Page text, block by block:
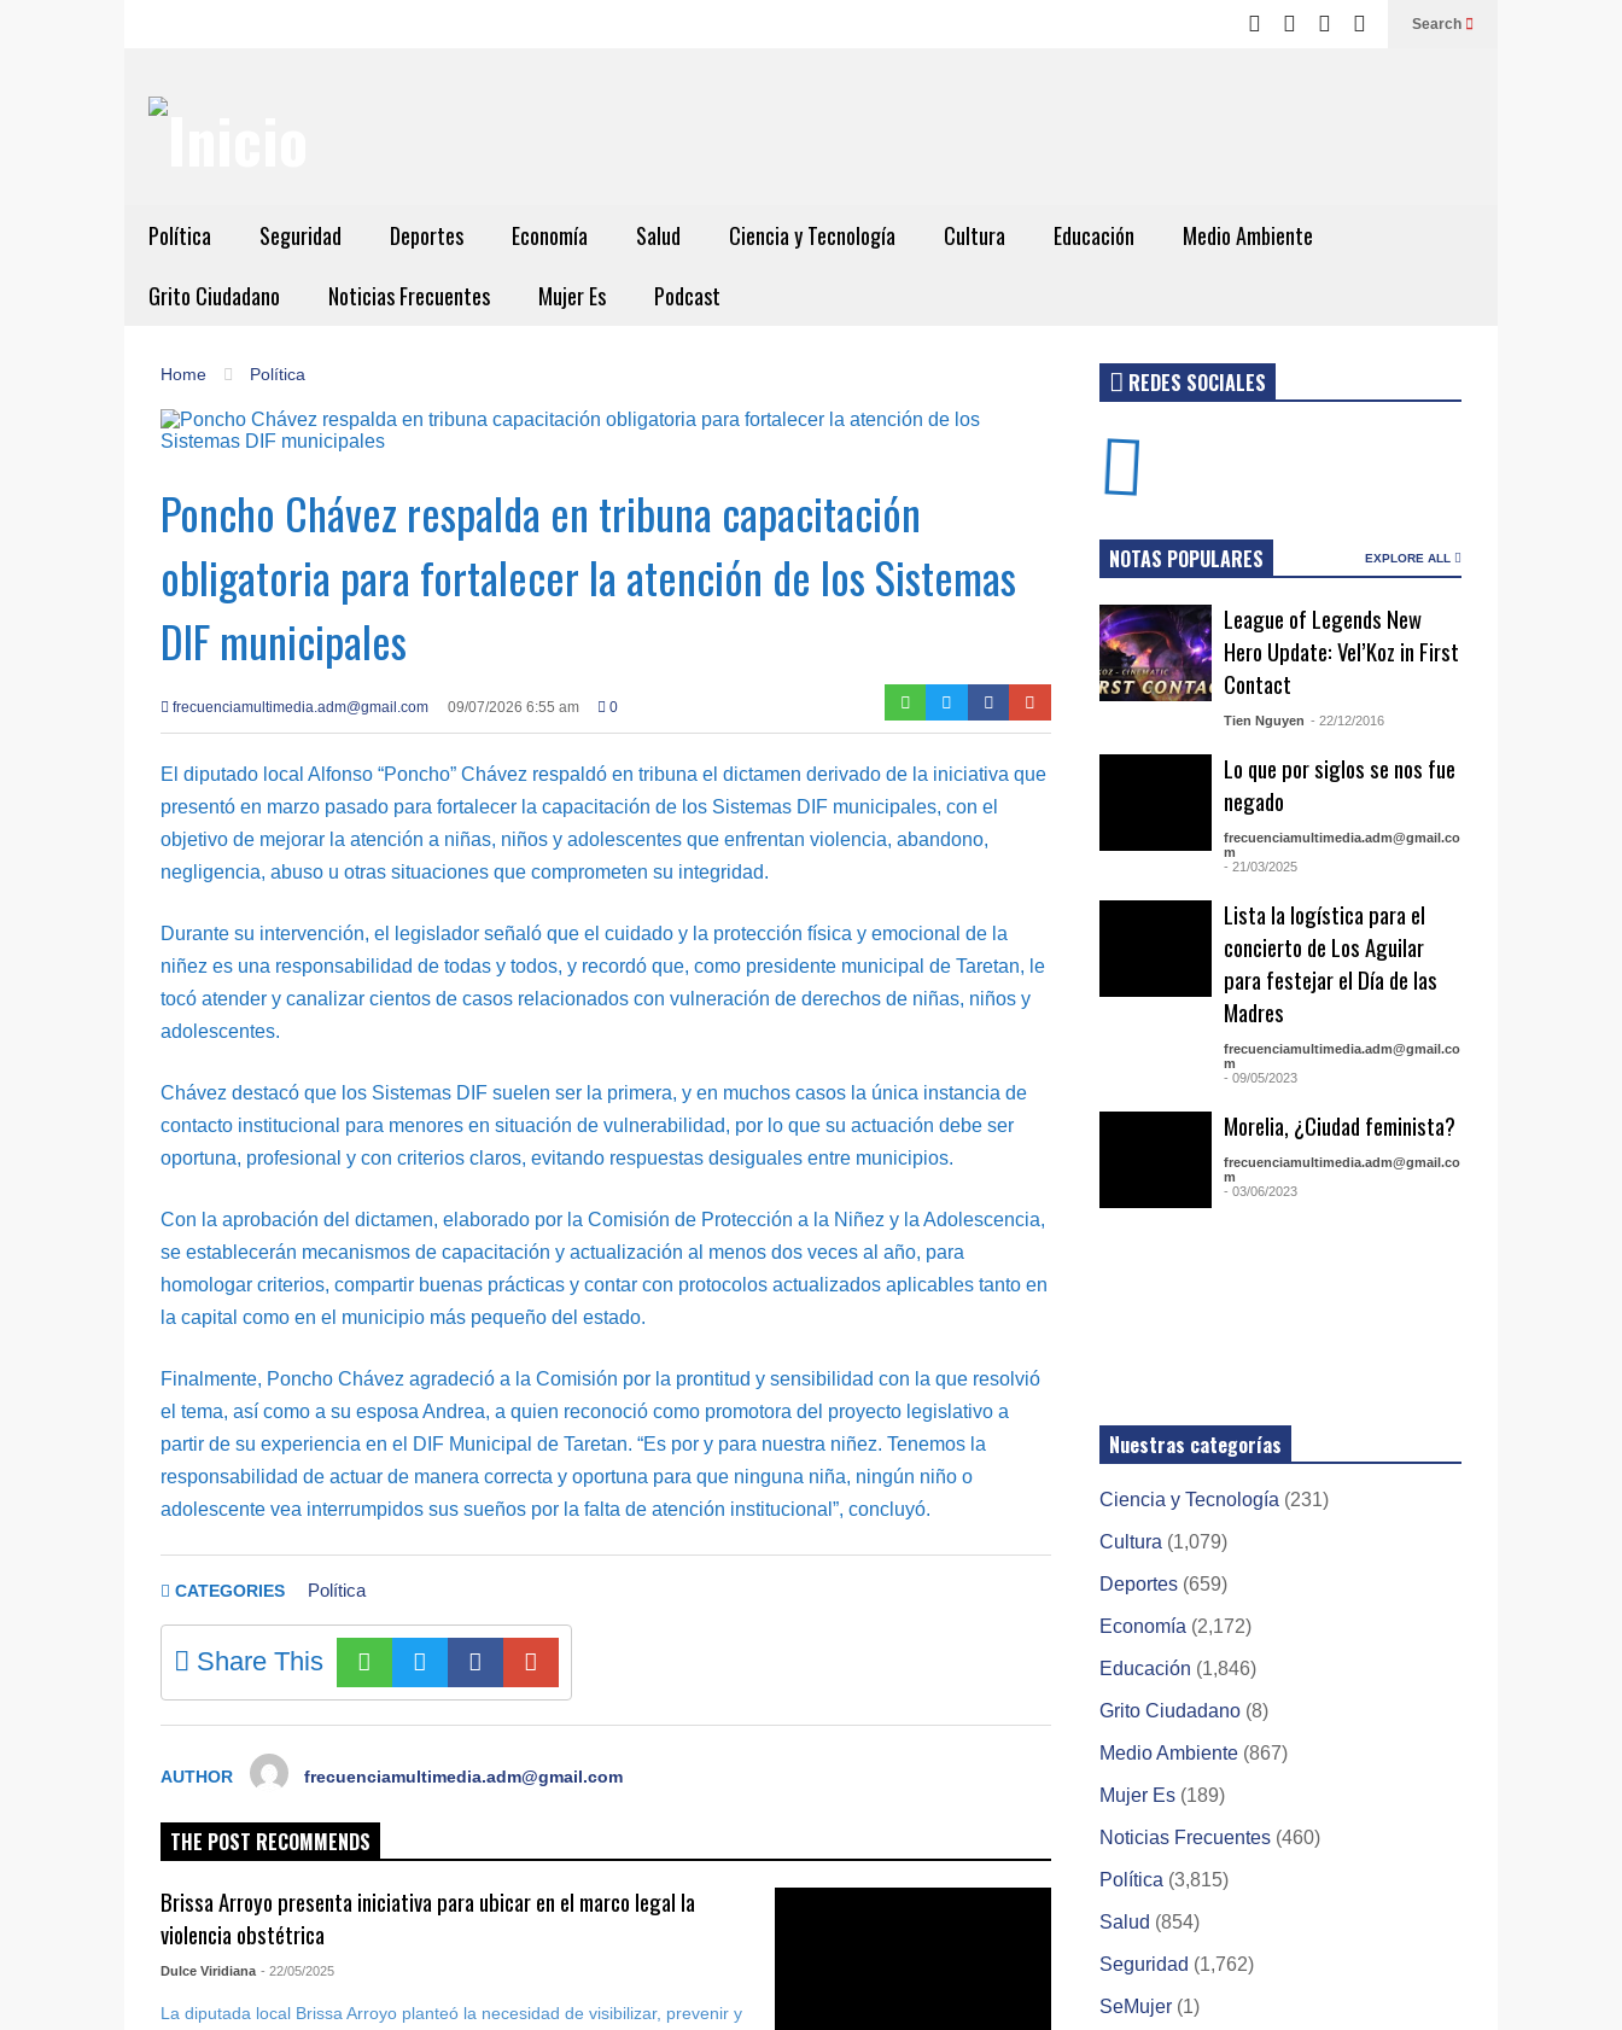
Search
Política Seguridad Deportes Economía Salud Ciencia y Tecnología Cultura Educación
Medio Ambiente
Grito Ciudadano
Noticias Frecuentes Mujer Es Podcast
Home Política
Poncho Chávez respalda en tribuna capacitación
obligatoria para fortalecer la atención de los Sistemas
DIF municipales
frecuenciamultimedia.adm@gmail.com 09/07/2026 6:55 am 0
El diputado local Alfonso “Poncho” Chávez respaldó en tribuna el dictamen derivado de la iniciativa que
presentó en marzo pasado para fortalecer la capacitación de los Sistemas DIF municipales, con el
objetivo de mejorar la atención a niñas, niños y adolescentes que enfrentan violencia, abandono,
negligencia, abuso u otras situaciones que comprometen su integridad.
Durante su intervención, el legislador señaló que el cuidado y la protección física y emocional de la
niñez es una responsabilidad de todas y todos, y recordó que, como presidente municipal de Taretan, le
tocó atender y canalizar cientos de casos relacionados con vulneración de derechos de niñas, niños y
adolescentes.
Chávez destacó que los Sistemas DIF suelen ser la primera, y en muchos casos la única instancia de
contacto institucional para menores en situación de vulnerabilidad, por lo que su actuación debe ser
oportuna, profesional y con criterios claros, evitando respuestas desiguales entre municipios.
Con la aprobación del dictamen, elaborado por la Comisión de Protección a la Niñez y la Adolescencia,
se establecerán mecanismos de capacitación y actualización al menos dos veces al año, para
homologar criterios, compartir buenas prácticas y contar con protocolos actualizados aplicables tanto en
la capital como en el municipio más pequeño del estado.
Finalmente, Poncho Chávez agradeció a la Comisión por la prontitud y sensibilidad con la que resolvió
el tema, así como a su esposa Andrea, a quien reconoció como promotora del proyecto legislativo a
partir de su experiencia en el DIF Municipal de Taretan. “Es por y para nuestra niñez. Tenemos la
responsabilidad de actuar de manera correcta y oportuna para que ninguna niña, ningún niño o
adolescente vea interrumpidos sus sueños por la falta de atención institucional”, concluyó.
CATEGORIES Política
Share This
AUTHOR frecuenciamultimedia.adm@gmail.com
THE POST RECOMMENDS
Brissa Arroyo presenta iniciativa para ubicar en el marco legal la
violencia obstétrica
Dulce Viridiana - 22/05/2025
La diputada local Brissa Arroyo planteó la necesidad de visibilizar, prevenir y
REDES SOCIALES
NOTAS POPULARES EXPLORE ALL
League of Legends New
Hero Update: Vel’Koz in First
Contact
Tien Nguyen - 22/12/2016
Lo que por siglos se nos fue
negado
frecuenciamultimedia.adm@gmail.co
m
- 21/03/2025
Lista la logística para el
concierto de Los Aguilar
para festejar el Día de las
Madres
frecuenciamultimedia.adm@gmail.co
m
- 09/05/2023
Morelia, ¿Ciudad feminista?
frecuenciamultimedia.adm@gmail.co
m
- 03/06/2023
Nuestras categorías
Ciencia y Tecnología (231)
Cultura (1,079)
Deportes (659)
Economía (2,172)
Educación (1,846)
Grito Ciudadano (8)
Medio Ambiente (867)
Mujer Es (189)
Noticias Frecuentes (460)
Política (3,815)
Salud (854)
Seguridad (1,762)
SeMujer (1)